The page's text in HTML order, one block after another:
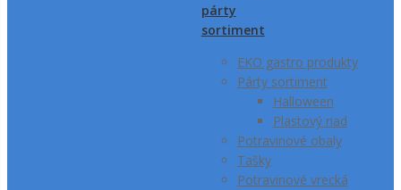
párty
sortiment
EKO gastro produkty
Párty sortiment
Halloween
Plastový riad
Potravinové obaly
Tašky
Potravinové vrecká